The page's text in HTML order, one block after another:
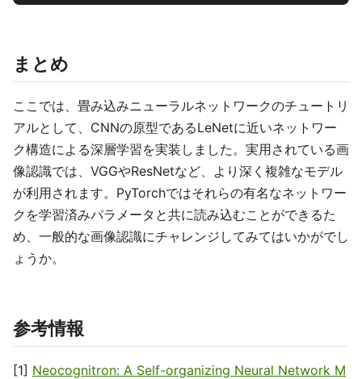
まとめ
ここでは、畳み込みニューラルネットワークのチュートリ
アルとして、CNNの原型であるLeNetに近いネットワー
ク構造による深層学習を実装しました。実用されている画
像認識では、VGGやResNetなど、より深く複雑なモデル
が利用されます。PyTorchではそれらの有名なネットワー
クを学習済みパラメータと共に読み込むことができるた
め、一般的な画像認識にチャレンジしてみてはいかがでし
ょうか。
参考情報
[1] Neocognitron: A Self-organizing Neural Network M